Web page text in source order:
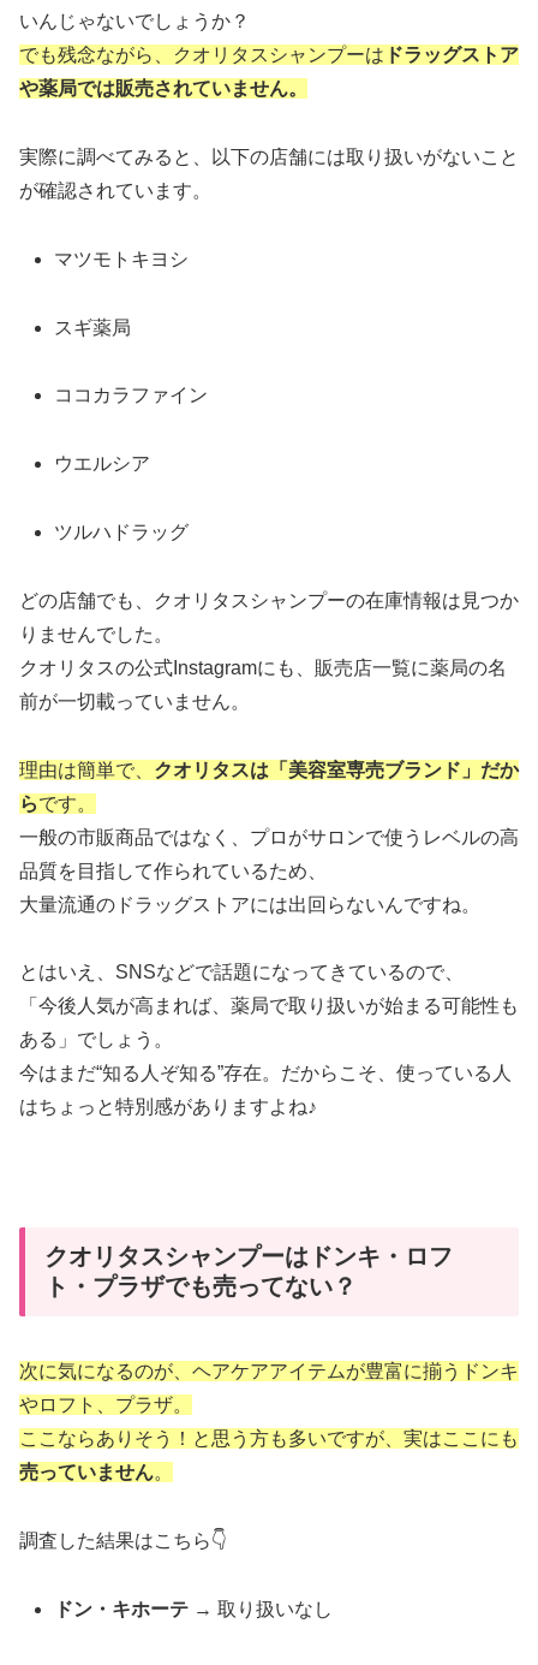
いんじゃないでしょうか？
でも残念ながら、クオリタスシャンプーは ドラッグストア
や薬局では販売されていません。
実際に調べてみると、以下の店舗には取り扱いがないこと
が確認されています。
マツモトキヨシ
スギ薬局
ココカラファイン
ウエルシア
ツルハドラッグ
どの店舗でも、クオリタスシャンプーの在庫情報は見つか
りませんでした。
クオリタスの公式Instagramにも、販売店一覧に薬局の名
前が一切載っていません。
理由は簡単で、 クオリタスは「美容室専売ブランド」だか
らです。
一般の市販商品ではなく、プロがサロンで使うレベルの高
品質を目指して作られているため、
大量流通のドラッグストアには出回らないんですね。
とはいえ、SNSなどで話題になってきているので、
「今後人気が高まれば、薬局で取り扱いが始まる可能性も
ある」でしょう。
今はまだ“知る人ぞ知る”存在。だからこそ、使っている人
はちょっと特別感がありますよね♪
クオリタスシャンプーはドンキ・ロフ
ト・プラザでも売ってない？
次に気になるのが、ヘアケアアイテムが豊富に揃うドンキ
やロフト、プラザ。
ここならありそう！と思う方も多いですが、実はここにも
売っていません。
調査した結果はこちら👇
ドン・キホーテ → 取り扱いなし